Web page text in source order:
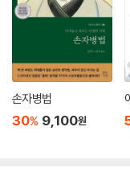
실패에서 배워라
· 공동체에 이로운 길을
· 허울뿐인 명분은 일을
적을 알고 나를 알면 승
· 허울이 아닌 진심으로
· 때와 자리를 모르면 승
--- p.171 「제6편│허실」
장수가 자신의 군대만
성은 반반이다. 적의 군
리할 가능성은 역시 반반
했지만 지형이 작전에 불
절반에 지나지 않는다. 진
읽는 고전에서 체험하는
현대지성 클래식은 『손
해석서로 선보인다. 고전
미롭게 읽고 일상에 당장
손자병법
30% 9,100원